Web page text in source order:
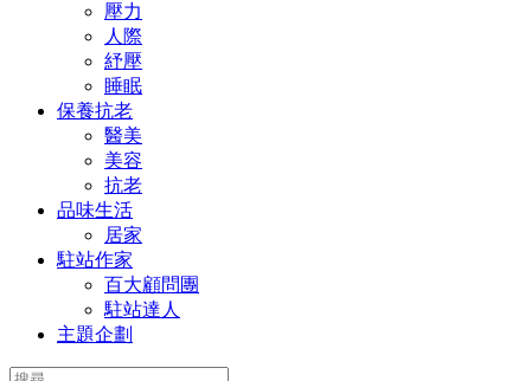
壓力
人際
紓壓
睡眠
保養抗老
醫美
美容
抗老
品味生活
居家
駐站作家
百大顧問團
駐站達人
主題企劃